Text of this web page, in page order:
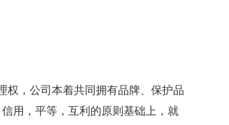
，公司本着共同拥有品牌、保护品
用，平等，互利的原则基础上，就